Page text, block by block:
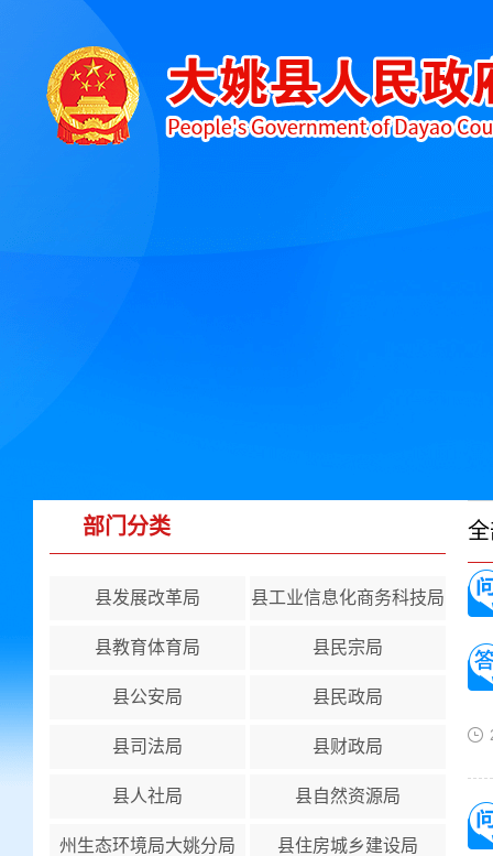
部门分类
县发展改革局 县工业信息化商务科技局
县教育体育局 县民宗局
县公安局 县民政局
县司法局 县财政局
县人社局 县自然资源局
州生态环境局大姚分局 县住房城乡建设局